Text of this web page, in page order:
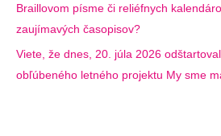
Braillovom písme či reliéfnych
zaujímavých časopisov?
Viete, že dnes, 20. júla 2026
obľúbeného letného projektu My sme